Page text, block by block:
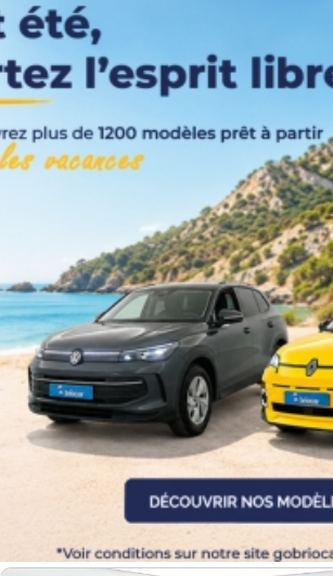
Couleurs
Transmission
Energie